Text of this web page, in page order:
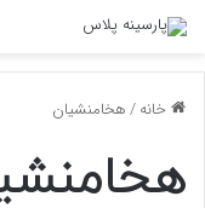
خانه/هخامنشیان